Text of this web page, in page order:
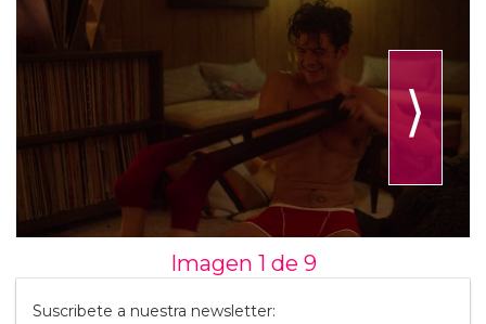
⟩
Imagen 1 de 9
Suscribete a nuestra newsletter: